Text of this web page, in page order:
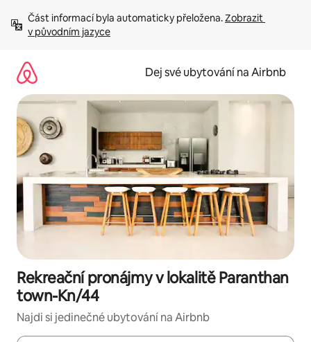
obsah
Část informací byla automaticky přeložena. Zobrazit
v původním jazyce
Dej své ubytování na Airbnb
Rekreační pronájmy v lokalitě Paranthan
town-Kn/44
Najdi si jedinečné ubytování na Airbnb